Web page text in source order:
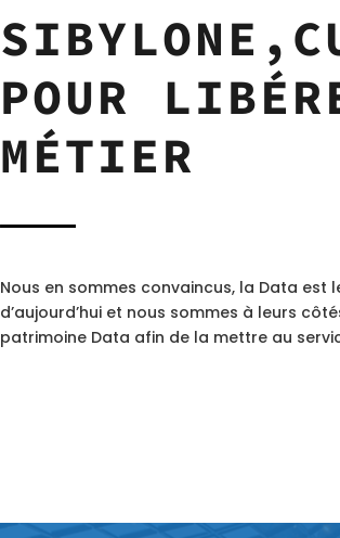
POUR
MÉTIER
Nous en sommes convaincus, la Data
d’aujourd’hui et nous sommes à leurs
patrimoine Data afin de la mettre au